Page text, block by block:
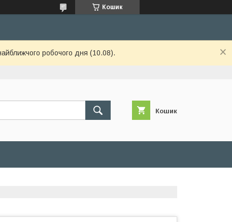
Кошик
робочого дня (10.08).
Кошик